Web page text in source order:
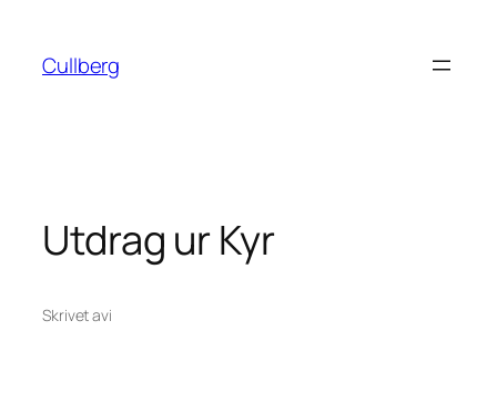
innehåll
Cullberg
Utdrag ur Kyr
Skrivet avi